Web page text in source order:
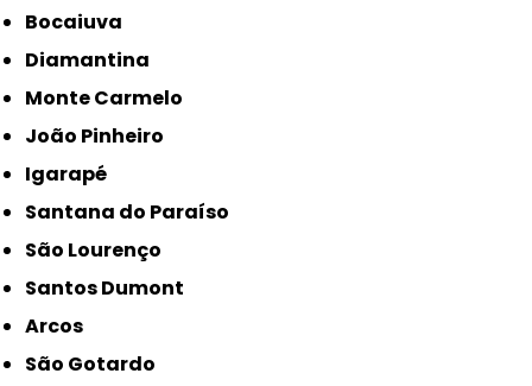
Bocaiuva
Diamantina
Monte Carmelo
João Pinheiro
Igarapé
Santana do Paraíso
São Lourenço
Santos Dumont
Arcos
São Gotardo